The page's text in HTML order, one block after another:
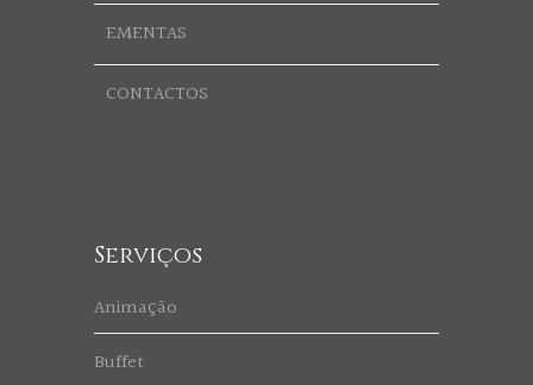
EMENTAS
CONTACTOS
Serviços
Animação
Buffet